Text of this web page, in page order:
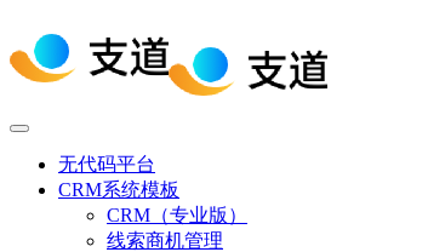
无代码平台
CRM系统模板
CRM（专业版）
线索商机管理